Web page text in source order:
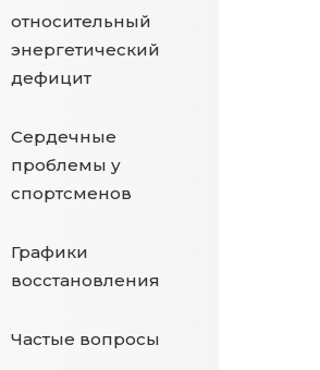
относительный
энергетический
дефицит
Сердечные
проблемы у
спортсменов
Графики
восстановления
Частые вопросы